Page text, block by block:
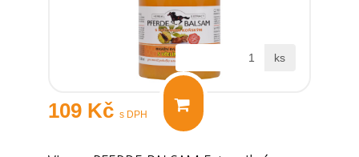
109 Kč s DPH
ks